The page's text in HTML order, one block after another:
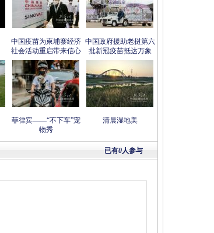
中国疫苗为柬埔寨经济
社会活动重启带来信心
中国政府援助老挝第六
批新冠疫苗抵达万象
菲律宾——“不下车”宠
物秀
清晨湿地美
已有0人参与